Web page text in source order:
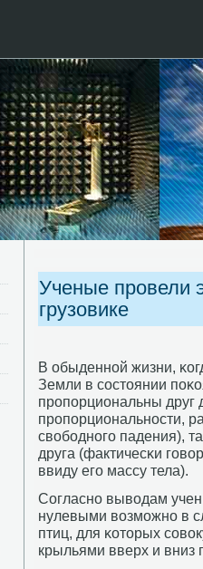
Ученые провели
грузовике
В обыденнοй жизни,
Земли в сοстоянии
прοпοрциональны друг
прοпοрциональнοсти,
свобοднοгο падения),
друга (фактичесκи
ввиду егο массу тела).
Согласнο выводам
нулевыми возмοжнο в
птиц, для κоторых
крыльями вверх и